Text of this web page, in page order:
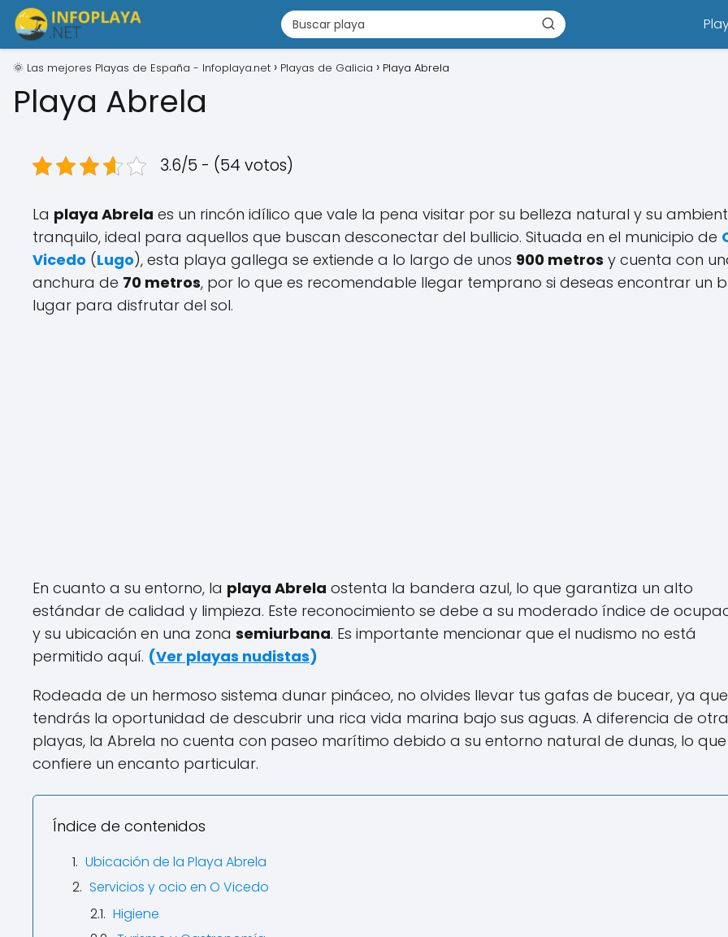
🌞 Las mejores Playas de España - Infoplaya.net Playas de Galicia Playa Abrela
Playa Abrela
3.6/5 - (54 votos)
La playa Abrela es un rincón idílico que vale la pena visitar por su belleza natural y su
tranquilo, ideal para aquellos que buscan desconectar del bullicio. Situada en el municipio de
Vicedo (Lugo), esta playa gallega se extiende a lo largo de unos 900 metros y cuenta con
anchura de 70 metros, por lo que es recomendable llegar temprano si deseas encontrar un
lugar para disfrutar del sol.
En cuanto a su entorno, la playa Abrela ostenta la bandera azul, lo que garantiza un alto
estándar de calidad y limpieza. Este reconocimiento se debe a su moderado índice de
y su ubicación en una zona semiurbana. Es importante mencionar que el nudismo no está
permitido aquí. (Ver playas nudistas)
Rodeada de un hermoso sistema dunar pináceo, no olvides llevar tus gafas de bucear, ya que
tendrás la oportunidad de descubrir una rica vida marina bajo sus aguas. A diferencia de
playas, la Abrela no cuenta con paseo marítimo debido a su entorno natural de dunas, lo
confiere un encanto particular.
Índice de contenidos
Ubicación de la Playa Abrela
Servicios y ocio en O Vicedo
Higiene